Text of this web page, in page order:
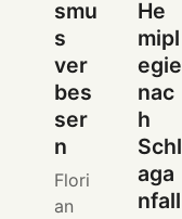
smu
s
ver
bes
ser
n
Flori
an
He
mipl
egie
nac
h
Schl
aga
nfall